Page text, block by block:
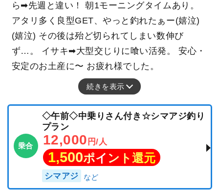
ら➡先週と違い！ 朝1モーニングタイムあり。
アタリ多く良型GET、やっと釣れたぁー(嬉泣)
(嬉泣) その後は殆ど切られてしまい数伸び
ず…。 イサキ➡大型交じりに喰い活発。 安心・
安定のお土産に〜 お疲れ様でした。
続きを表示
乗合
◇午前◇中乗りさん付き☆シマアジ釣り
プラン
12,000 円/人
1,500ポイント還元
シマアジ